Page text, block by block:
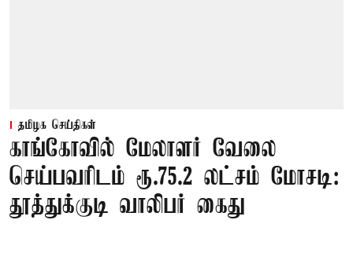
தமிழக செய்திகள்
காங்கோவில் மேலாளர் வேலை
செய்பவரிடம் ரூ.75.2 லட்சம் மோசடி:
தூத்துக்குடி வாலிபர் கைது